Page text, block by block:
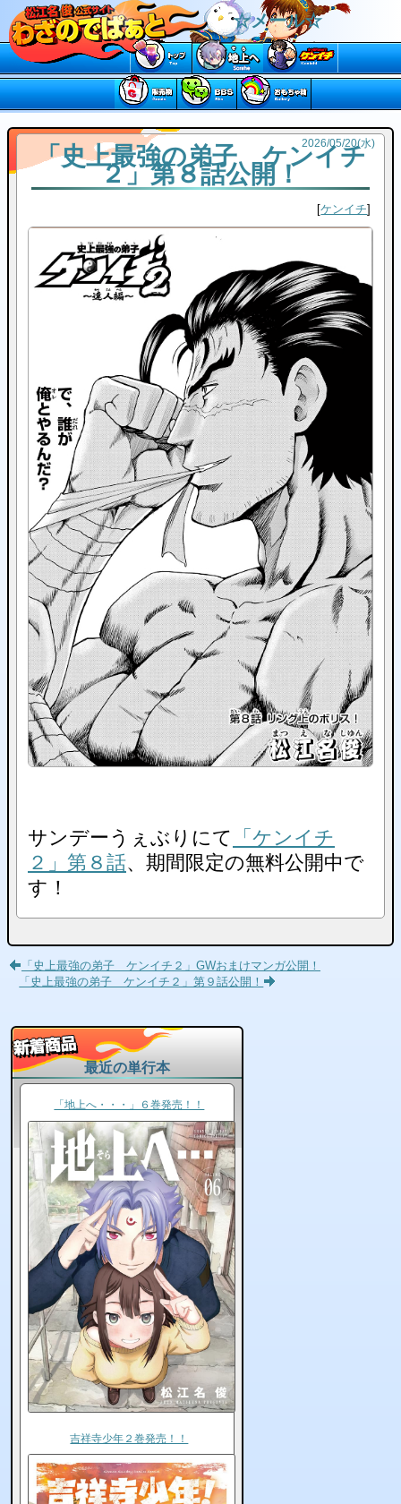
☆メール☆
2026/05/20(水)
「史上最強の弟子 ケンイチ
２」第８話公開！
ケンイチ
サンデーうぇぶりにて
「ケンイチ
２」第８話、期間限定の無料公開中で
す！
「史上最強の弟子 ケンイチ２」GWおまけマンガ公開！
「史上最強の弟子 ケンイチ２」第９話公開！
最近の単行本
「地上へ・・・」６巻発売！！
吉祥寺少年２巻発売！！